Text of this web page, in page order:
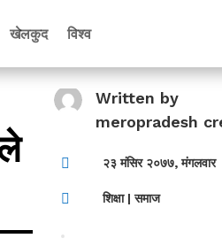
खेलकुद विश्व
Written by
meropradesh
 २३ मंसिर २०७७, मंगलवार
 शिक्षा|समाज